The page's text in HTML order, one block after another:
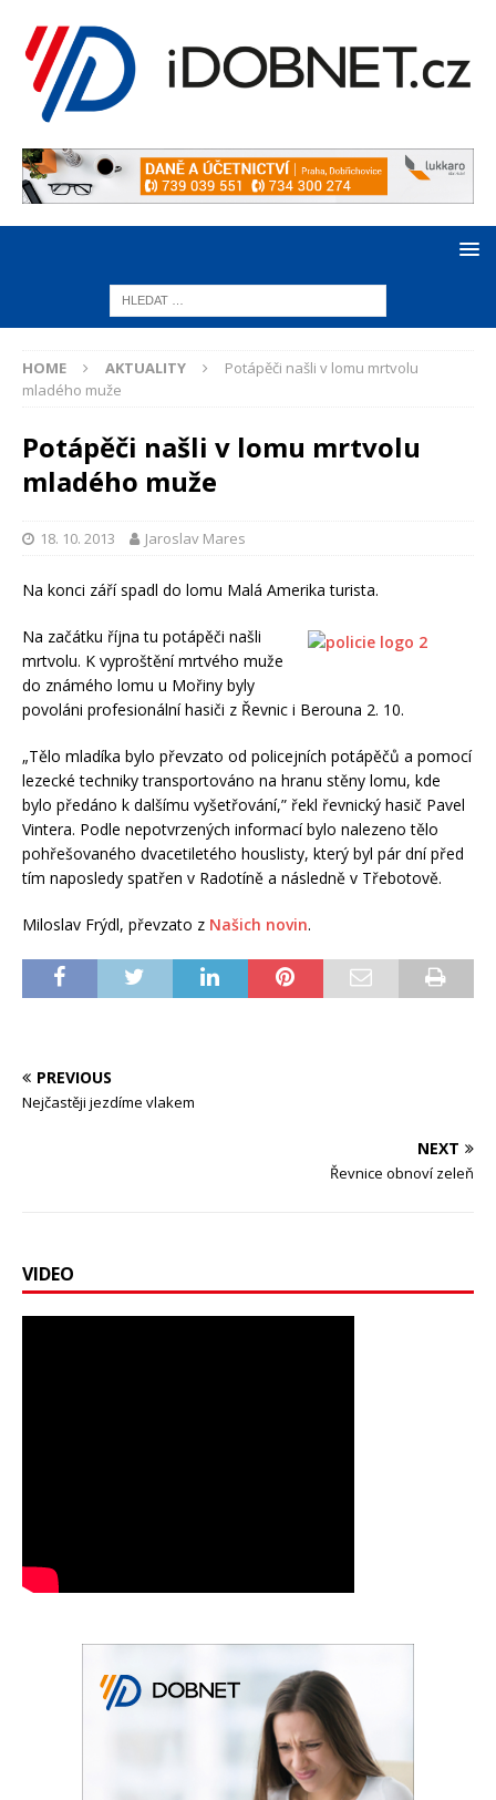
HOME AKTUALITY
Potápěči našli v lomu mrtvolu
mladého muže
Potápěči našli v lomu mrtvolu
mladého muže
18. 10. 2013 Jaroslav Mares
Na konci září spadl do lomu Malá Amerika turista.
Na začátku října tu potápěči našli
mrtvolu. K vyproštění mrtvého muže
do známého lomu u Mořiny byly
povoláni profesionální hasiči z Řevnic i Berouna 2. 10.
„Tělo mladíka bylo převzato od policejních potápěčů a pomocí
lezecké techniky transportováno na hranu stěny lomu, kde
bylo předáno k dalšímu vyšetřování,” řekl řevnický hasič Pavel
Vintera. Podle nepotvrzených informací bylo nalezeno tělo
pohřešovaného dvacetiletého houslisty, který byl pár dní před
tím naposledy spatřen v Radotíně a následně v Třebotově.
Miloslav Frýdl, převzato z Našich novin.
PREVIOUS
Nejčastěji jezdíme vlakem
NEXT
Řevnice obnoví zeleň
VIDEO